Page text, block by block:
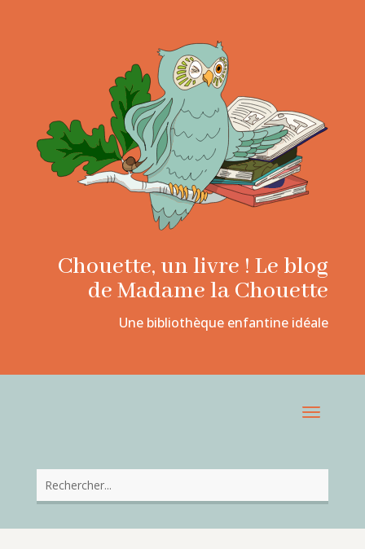
Chouette, un livre ! Le blog
de Madame la Chouette
Une bibliothèque enfantine idéale